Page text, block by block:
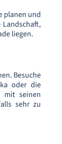
planen und
liegen.
Besuche
oder die
mit seinen
sehr zu